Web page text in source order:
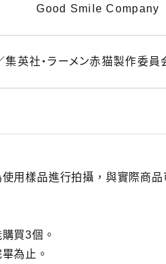
Good Smile Company
集英社・ラーメン赤猫製作委員
用樣品進行拍攝，與實際商
買3個。
為止。